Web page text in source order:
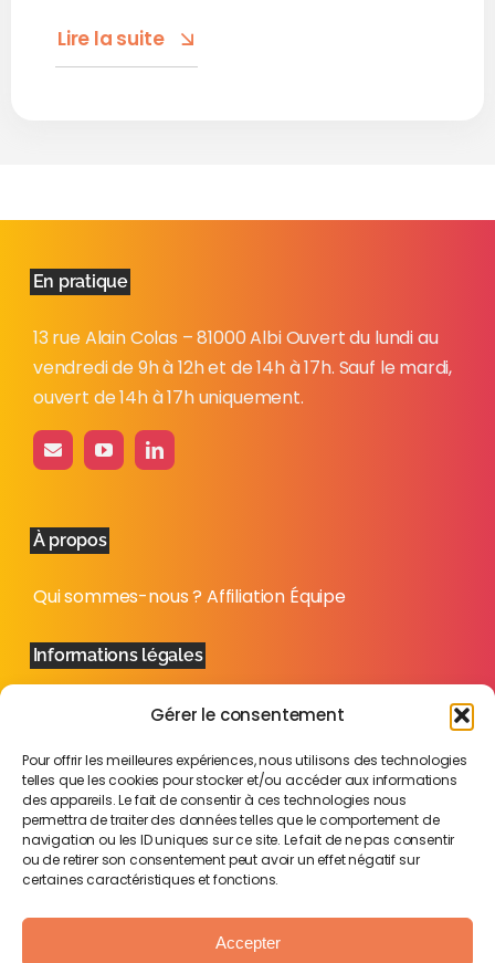
Gérer le consentement
Pour offrir les meilleures expériences, nous utilisons des technologies
telles que les cookies pour stocker et/ou accéder aux informations
des appareils. Le fait de consentir à ces technologies nous
permettra de traiter des données telles que le comportement de
navigation ou les ID uniques sur ce site. Le fait de ne pas consentir
ou de retirer son consentement peut avoir un effet négatif sur
certaines caractéristiques et fonctions.
Accepter
Lire la suite
En pratique
13 rue Alain Colas – 81000 Albi Ouvert du lundi au
vendredi de 9h à 12h et de 14h à 17h. Sauf le mardi,
ouvert de 14h à 17h uniquement.
À propos
Qui sommes-nous ? Affiliation Équipe
Informations légales
Mentions légales Politique de confidentialité